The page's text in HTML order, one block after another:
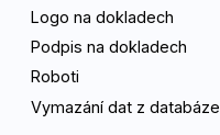
Logo na dokladech
Podpis na dokladech
Roboti
Vymazání dat z databáze